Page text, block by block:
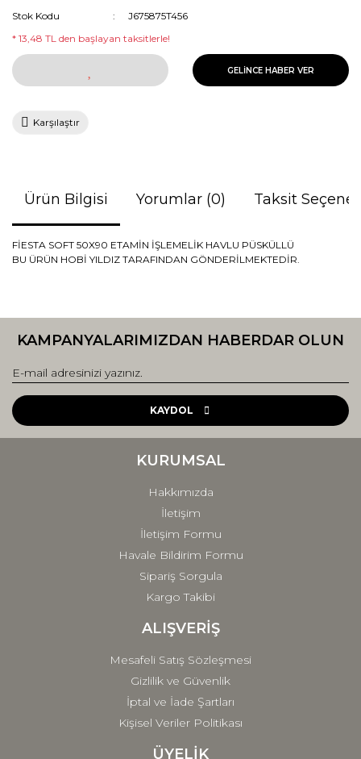
Stok Kodu
J675875T456
* 13,48 TL den başlayan taksitlerle!
GELİNCE HABER VER
Karşılaştır
Ürün Bilgisi Yorumlar (0) Taksit
FİESTA SOFT 50X90 ETAMİN İŞLEMELİK HAVLU PÜSKÜLLÜ
BU ÜRÜN HOBİ YILDIZ TARAFINDAN GÖNDERİLMEKTEDİR.
konularda yetersiz gördüğünüz noktaları öneri formunu
Görüş ve önerileriniz için teşekkür ederiz.
Ürün resmi kalitesiz, bozuk veya görüntülenemiyor.
Ürün açıklamasında eksik bilgiler bulunuyor.
Ürün fiyatı diğer sitelerden daha pahalı.
Gönder
KAMPANYALARIMIZDAN HABERDAR OLUN
KAYDOL
KURUMSAL
Hakkımızda
İletişim
İletişim Formu
Havale Bildirim Formu
Sipariş Sorgula
Kargo Takibi
ALIŞVERİŞ
Mesafeli Satış Sözleşmesi
Gizlilik ve Güvenlik
İptal ve İade Şartları
Kişisel Veriler Politikası
ÜYELİK